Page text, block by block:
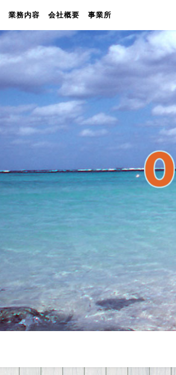
業務内容 会社概要 事業所